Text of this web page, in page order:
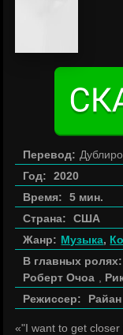
Перевод:
Год:
2020
Время:
5 мин.
Страна:
США
Жанр: Музыка,
В главных ролях:
Роберт Очоа
Режиссер:
«"I want to get